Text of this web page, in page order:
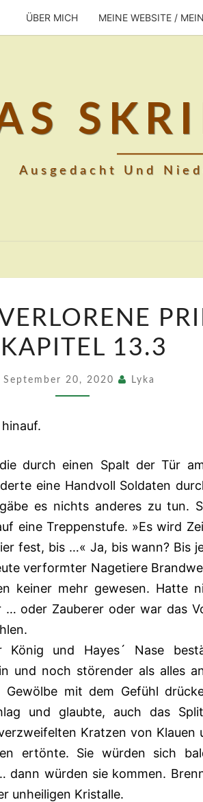
ÜBER MICH MEINE WEBSITE /
Ausgedacht Und
–
DIE
PRINZESSIN
13.3
September 20, 2020 Lyka
durch einen Spalt der Tür
eine Handvoll Soldaten
es nichts anderes zu tun.
eine Treppenstufe. »Es wird
fest, bis …« Ja, bis wann? Bis
verformter Nagetiere
keiner mehr gewesen. Hatte
… oder Zauberer oder war das
und Hayes´ Nase
und noch störender als alles
mit dem Gefühl
und glaubte, auch das
Kratzen von Klauen
ertönte. Sie würden sich
dann würden sie kommen.
unheiligen Kristalle.